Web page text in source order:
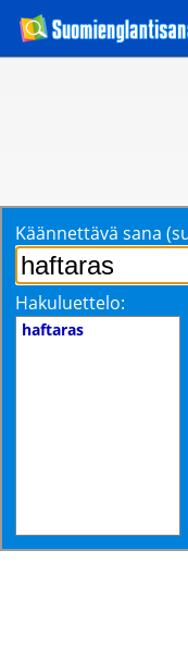
Käännettävä sana
Hakuluettelo:
haftaras